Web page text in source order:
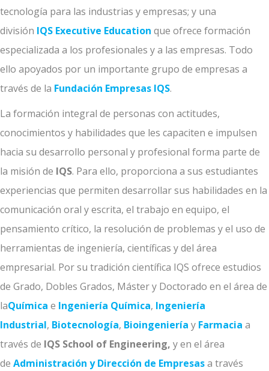
tecnología para las industrias y empresas; y una
división IQS Executive Education que ofrece formación
especializada a los profesionales y a las empresas. Todo
ello apoyados por un importante grupo de empresas a
través de la Fundación Empresas IQS.
La formación integral de personas con actitudes,
conocimientos y habilidades que les capaciten e impulsen
hacia su desarrollo personal y profesional forma parte de
la misión de IQS. Para ello, proporciona a sus estudiantes
experiencias que permiten desarrollar sus habilidades en la
comunicación oral y escrita, el trabajo en equipo, el
pensamiento crítico, la resolución de problemas y el uso de
herramientas de ingeniería, científicas y del área
empresarial. Por su tradición científica IQS ofrece estudios
de Grado, Dobles Grados, Máster y Doctorado en el área de
laQuímica e Ingeniería Química, Ingeniería
Industrial, Biotecnología, Bioingeniería y Farmacia a
través de IQS School of Engineering, y en el área
de Administración y Dirección de Empresasa través